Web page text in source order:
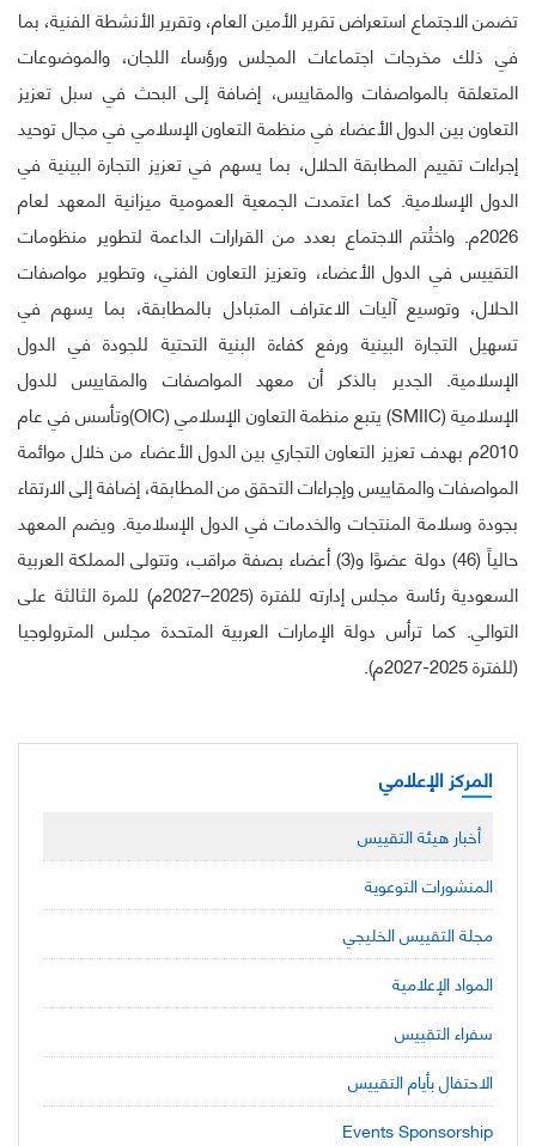
تضمن الاجتماع استعراض تقرير الأمين العام، وتقرير الأنشطة الفنية، بما
في ذلك مخرجات اجتماعات المجلس ورؤساء اللجان، والموضوعات
المتعلقة بالمواصفات والمقاييس، إضافة إلى البحث في سبل تعزيز
التعاون بين الدول الأعضاء في منظمة التعاون الإسلامي في مجال توحيد
إجراءات تقييم المطابقة الحلال، بما يسهم في تعزيز التجارة البينية في
الدول الإسلامية. كما اعتمدت الجمعية العمومية ميزانية المعهد لعام
2026م. واختُتم الاجتماع بعدد من القرارات الداعمة لتطوير منظومات
التقييس في الدول الأعضاء، وتعزيز التعاون الفني، وتطوير مواصفات
الحلال، وتوسيع آليات الاعتراف المتبادل بالمطابقة، بما يسهم في
تسهيل التجارة البينية ورفع كفاءة البنية التحتية للجودة في الدول
الإسلامية. الجدير بالذكر أن معهد المواصفات والمقاييس للدول
الإسلامية (SMIIC) يتبع منظمة التعاون الإسلامي (OIC)وتأسس في عام
2010م بهدف تعزيز التعاون التجاري بين الدول الأعضاء من خلال موائمة
المواصفات والمقاييس وإجراءات التحقق من المطابقة، إضافة إلى الارتقاء
بجودة وسلامة المنتجات والخدمات في الدول الإسلامية. ويضم المعهد
حالياً (46) دولة عضوًا و(3) أعضاء بصفة مراقب، وتتولى المملكة العربية
السعودية رئاسة مجلس إدارته للفترة (2025–2027م) للمرة الثالثة على
التوالي. كما ترأس دولة الإمارات العربية المتحدة مجلس المترولوجيا
(للفترة 2025-2027م).
المركز الإعلامي
أخبار هيئة التقييس
المنشورات التوعوية
مجلة التقييس الخليجي
المواد الإعلامية
سفراء التقييس
الاحتفال بأيام التقييس
Events Sponsorship